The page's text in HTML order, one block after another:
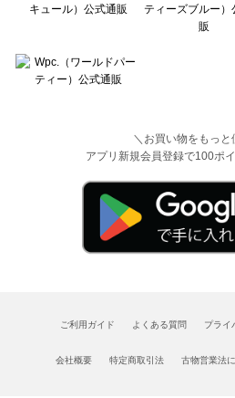
＼お買い物をもっと
アプリ新規会員登録で100ポ
ご利用ガイド よくある質問 プライ
会社概要 特定商取引法 古物営業法